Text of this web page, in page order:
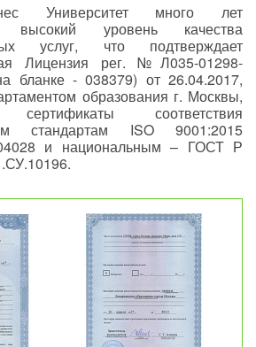
Университет много лет
высокий уровень качества
услуг, что подтверждает
Лицензия рег. №Л035-01298-
бланке - 038379) от 26.04.2017,
образования г. Москвы,
соответствия
стандартам ISO 9001:2015
и национальным – ГОСТ Р